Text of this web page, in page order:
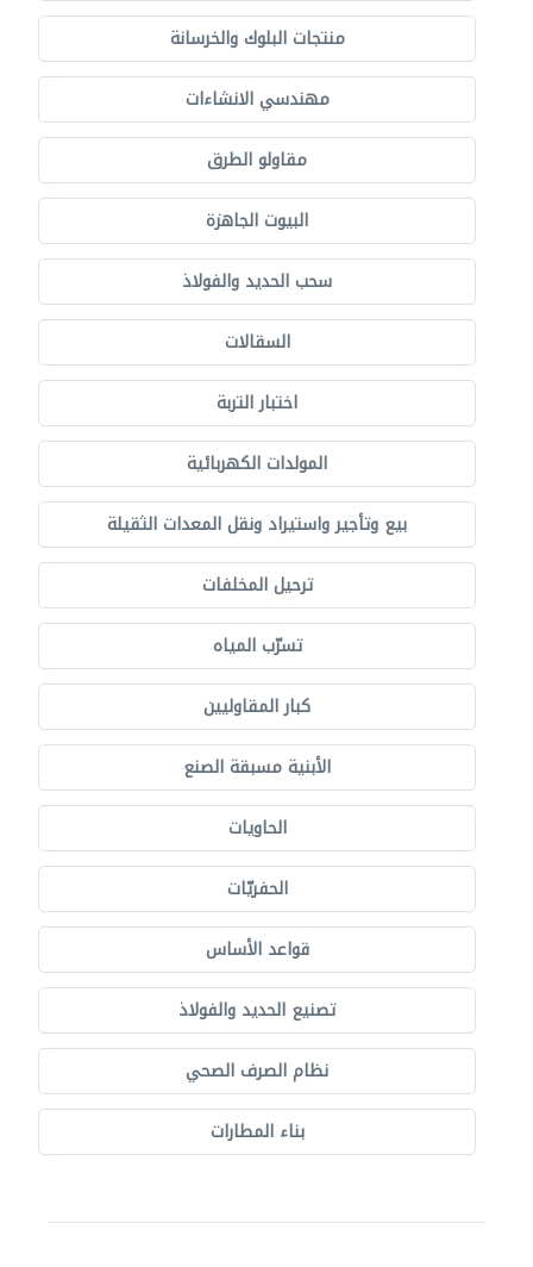
منتجات البلوك والخرسانة
مهندسي الانشاءات
مقاولو الطرق
البيوت الجاهزة
سحب الحديد والفولاذ
السقالات
اختبار التربة
المولدات الكهربائية
بيع وتأجير واستيراد ونقل المعدات الثقيلة
ترحيل المخلفات
تسرّب المياه
كبار المقاوليين
الأبنية مسبقة الصنع
الحاويات
الحفريّات
قواعد الأساس
تصنيع الحديد والفولاذ
نظام الصرف الصحي
بناء المطارات